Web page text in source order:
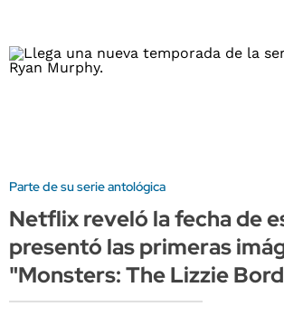
Parte de su serie antológica
Netflix reveló la fecha de
presentó las primeras
"Monsters: The Lizzie